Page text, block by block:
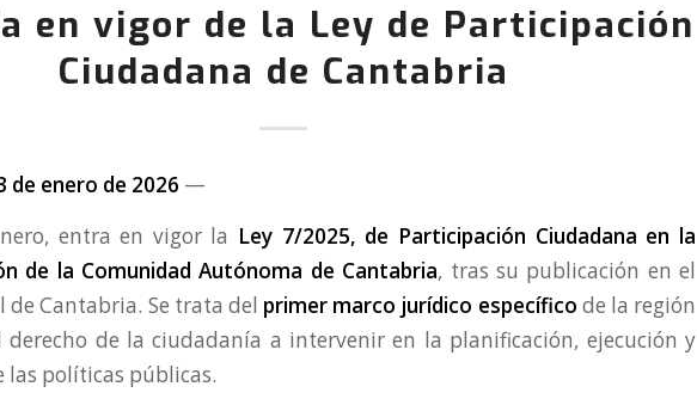
en vigor de la Ley de Participación
Ciudadana de Cantabria
de enero de 2026 —
entra en vigor la Ley 7/2025, de Participación Ciudadana en la
de la Comunidad Autónoma de Cantabria, tras su publicación en el
de Cantabria. Se trata del primer marco jurídico específico de la región
derecho de la ciudadanía a intervenir en la planificación, ejecución y
las políticas públicas.